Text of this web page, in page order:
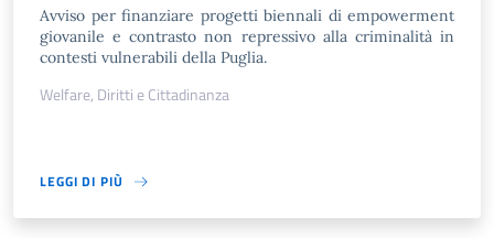
Avviso per finanziare progetti biennali di empowerment
giovanile e contrasto non repressivo alla criminalità in
contesti vulnerabili della Puglia.
Welfare, Diritti e Cittadinanza
LEGGI DI PIÙ